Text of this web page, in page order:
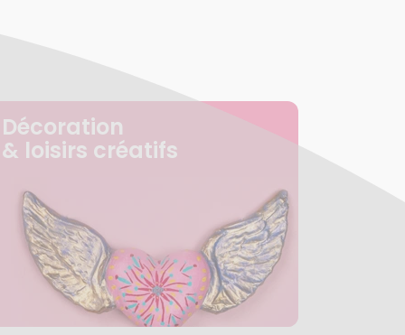
Décoration
& loisirs créatifs